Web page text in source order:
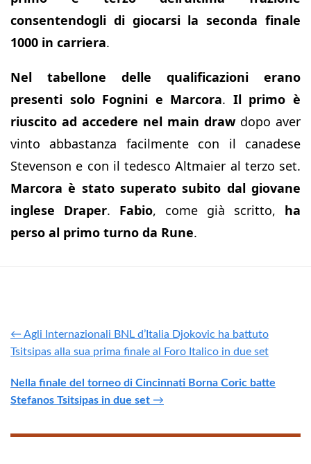
consentendogli di giocarsi la seconda finale
1000 in carriera.
Nel tabellone delle qualificazioni erano
presenti solo Fognini e Marcora. Il primo è
riuscito ad accedere nel main drawdopo aver
vinto abbastanza facilmente con il canadese
Stevenson e con il tedesco Altmaier al terzo set.
Marcora è stato superato subito dal giovane
inglese Draper. Fabio, come già scritto, ha
perso al primo turno da Rune.
← Agli Internazionali BNL d’Italia Djokovic ha battuto
Tsitsipas alla sua prima finale al Foro Italico in due set
Nella finale del torneo di Cincinnati Borna Coric batte
Stefanos Tsitsipas in due set →